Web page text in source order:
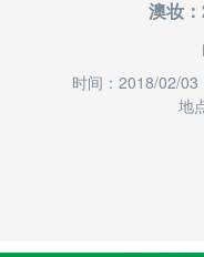
澳妆
时间：2018/02/
地